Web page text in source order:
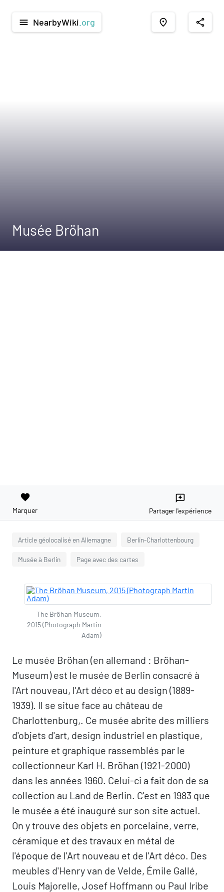
menu NearbyWiki .org place share
Musée Bröhan
favorite
Marquer
reviews
Partager l'expérience
Article géolocalisé en Allemagne Berlin-Charlottenbourg
Musée à Berlin Page avec des cartes
The Bröhan Museum,
2015 (Photograph Martin
Adam)
Le musée Bröhan (en allemand : Bröhan-
Museum) est le musée de Berlin consacré à
l'Art nouveau, l'Art déco et au design (1889-
1939). Il se situe face au château de
Charlottenburg,. Ce musée abrite des milliers
d'objets d'art, design industriel en plastique,
peinture et graphique rassemblés par le
collectionneur Karl H. Bröhan (1921-2000)
dans les années 1960. Celui-ci a fait don de sa
collection au Land de Berlin. C'est en 1983 que
le musée a été inauguré sur son site actuel.
On y trouve des objets en porcelaine, verre,
céramique et des travaux en métal de
l'époque de l'Art nouveau et de l'Art déco. Des
meubles d'Henry van de Velde, Émile Gallé,
Louis Majorelle, Josef Hoffmann ou Paul Iribe